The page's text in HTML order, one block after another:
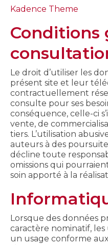
Kadence Theme
Conditions
Le droit d’utiliser les
présent site et leur
contractuellement
consulte pour ses
conséquence, celle-ci
vente, de
tiers. L’utilisation
auteurs à des
décline toute
omissions qui
soin apporté à la
Lorsque des données
caractère nominatif,
un usage conforme